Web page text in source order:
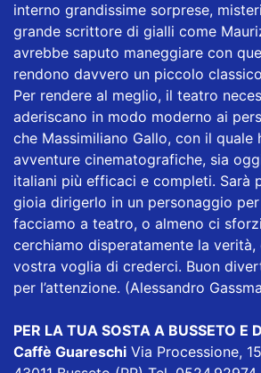
interno grandissime sorprese,
grande scrittore di gialli come
avrebbe saputo maneggiare con
rendono davvero un piccolo
Per rendere al meglio, il teatro
aderiscano in modo moderno ai
che Massimiliano Gallo, con il
avventure cinematografiche, sia
italiani più efficaci e completi. Sarà
gioia dirigerlo in un personaggio
facciamo a teatro, o almeno ci
cerchiamo disperatamente la
vostra voglia di crederci. Buon
per l’attenzione. (Alessandro
PER LA TUA SOSTA A BUSSETO E
Caffè Guareschi Via Processione,